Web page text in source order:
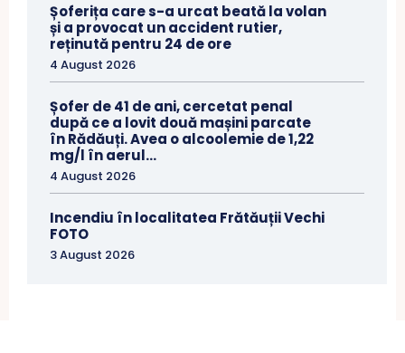
Șoferița care s-a urcat beată la volan
și a provocat un accident rutier,
reținută pentru 24 de ore
4 August 2026
Șofer de 41 de ani, cercetat penal
după ce a lovit două mașini parcate
în Rădăuți. Avea o alcoolemie de 1,22
mg/l în aerul...
4 August 2026
Incendiu în localitatea Frătăuții Vechi
FOTO
3 August 2026